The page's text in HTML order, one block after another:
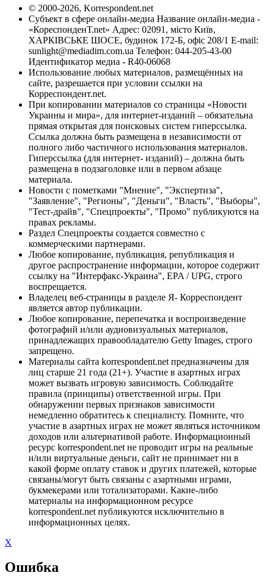
© 2000-2026, Korrespondent.net
Субъект в сфере онлайн-медиа Название онлайн-медиа -
«КореспонденТ.net» Адрес: 02091, місто Київ,
ХАРКІВСЬКЕ ШОСЕ, будинок 172-Б, офіс 208/1 E-mail:
sunlight@mediadim.com.ua Телефон: 044-205-43-00
Идентификатор медиа - R40-06068
Использование любых материалов, размещённых на
сайте, разрешается при условии ссылки на
Корреспондент.net.
При копировании материалов со страницы «Новости
Украины и мира», для интернет-изданий – обязательна
прямая открытая для поисковых систем гиперссылка.
Ссылка должна быть размещена в независимости от
полного либо частичного использования материалов.
Гиперссылка (для интернет- изданий) – должна быть
размещена в подзаголовке или в первом абзаце
материала.
Новости с пометками "Мнение", "Экспертиза",
"Заявление", "Регионы", "Деньги", "Власть", "Выборы",
"Тест-драйв", "Спецпроекты", "Промо" публикуются на
правах рекламы.
Раздел Спецпроекты создается совместно с
коммерческими партнерами.
Любое копирование, публикация, републикация и
другое распространение информации, которое содержит
ссылку на "Интерфакс-Украина", EPA / UPG, строго
воспрещается.
Владелец веб-страницы в разделе Я- Корреспондент
является автор публикации.
Любое копирование, перепечатка и воспроизведение
фотографий и/или аудиовизуальных материалов,
принадлежащих правообладателю Getty Images, строго
запрещено.
Материалы сайта korrespondent.net предназначены для
лиц старше 21 года (21+). Участие в азартных играх
может вызвать игровую зависимость. Соблюдайте
правила (принципы) ответственной игры. При
обнаружении первых признаков зависимости
немедленно обратитесь к специалисту. Помните, что
участие в азартных играх не может являться источником
доходов или альтернативой работе. Информационный
ресурс korrespondent.net не проводит игры на реальные
и/или виртуальные деньги, сайт не принимает ни в
какой форме оплату ставок и других платежей, которые
связаны/могут быть связаны с азартными играми,
букмекерами или тотализаторами. Какие-либо
материалы на информационном ресурсе
korrespondent.net публикуются исключительно в
информационных целях.
X
Ошибка